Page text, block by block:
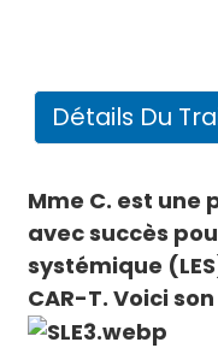
Détails Du
Mme C. est
avec succès
systémique
CAR-T. Voici